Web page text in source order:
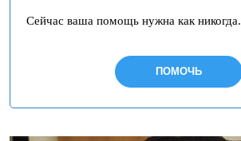
Сейчас ваша помощь нужна как никогда.
ПОМОЧЬ